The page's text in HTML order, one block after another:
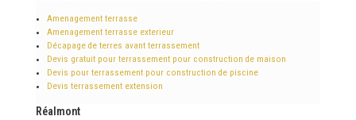
Amenagement terrasse
Amenagement terrasse exterieur
Décapage de terres avant terrassement
Devis gratuit pour terrassement pour construction de maison
Devis pour terrassement pour construction de piscine
Devis terrassement extension
Réalmont